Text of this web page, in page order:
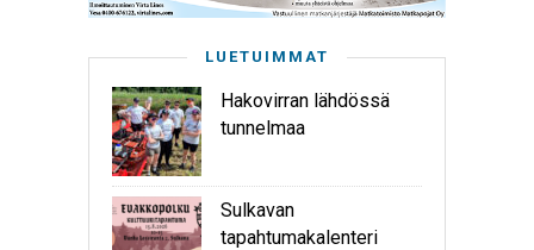
LUETUIMMAT
Hakovirran lähdössä
tunnelmaa
Sulkavan
tapahtumakalenteri